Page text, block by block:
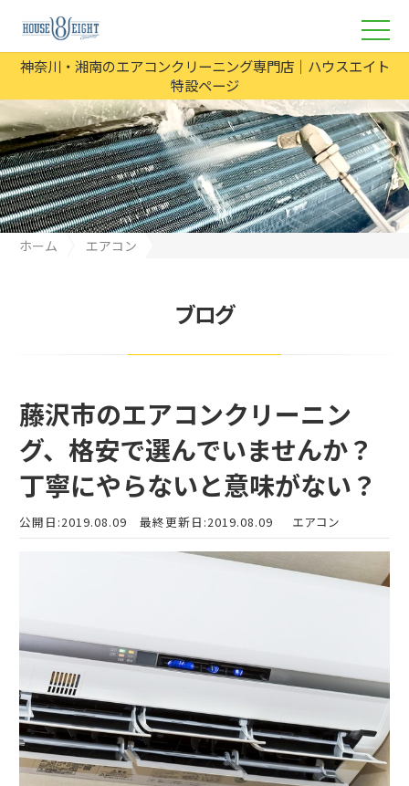
神奈川・湘南のエアコンクリーニング専門店｜ハウスエイト
特設ページ
ホーム
エアコン
ブログ
藤沢市のエアコンクリーニン
グ、格安で選んでいませんか？
丁寧にやらないと意味がない？
公開日:2019.08.09 最終更新日:2019.08.09 エアコン